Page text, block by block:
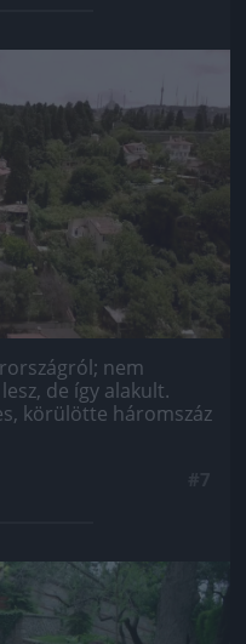
nem
de így alakult.
körülötte háromszáz